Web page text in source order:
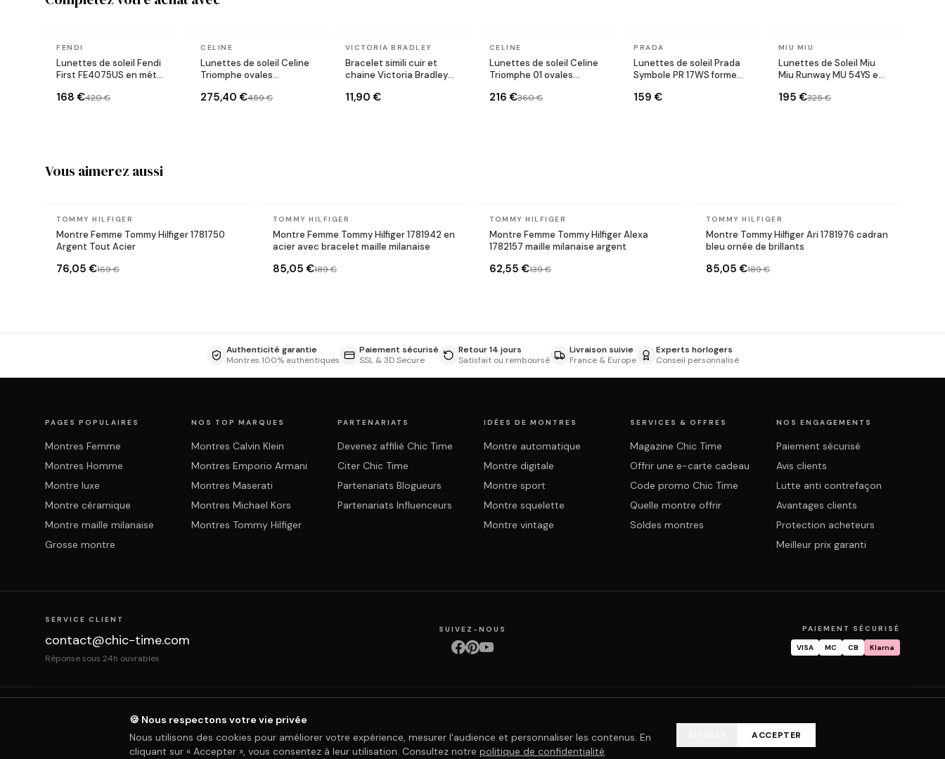
En stock
FENDI
Lunettes de soleil Fendi
First FE4075US en métal
168 €420 €
En stock
CELINE
Lunettes de soleil Celine
Triomphe ovales
métal
275,40 €459 €
En stock
VICTORIA BRADLEY
Bracelet simili cuir et
chaine Victoria Bradley
11,90 €
En stock
CELINE
Lunettes de soleil Celine
Triomphe 01 ovales
216 €360 €
En stock
PRADA
Lunettes de soleil Prada
Symbole PR 17WS forme
159 €
En stock
MIU MIU
Lunettes de Soleil Miu
Miu Runway MU 54YS en
195 €325 €
Vous aimerez aussi
En stock
TOMMY HILFIGER
Montre Femme Tommy Hilfiger 1781750
Argent Tout Acier
76,05 €169 €
En stock
TOMMY HILFIGER
Montre Femme Tommy Hilfiger 1781942 en
acier avec bracelet maille milanaise
85,05 €189 €
En stock
TOMMY HILFIGER
Montre Femme Tommy Hilfiger Alexa
1782157 maille milanaise argent
62,55 €139 €
En stock
TOMMY HILFIGER
Montre Tommy Hilfiger Ari 1781976 cadran
bleu ornée de brillants
85,05 €189 €
Authenticité garantie
Montres 100% authentiques
Paiement sécurisé
SSL & 3D Secure
Retour 14 jours
Satisfait ou remboursé
Livraison suivie
France & Europe
Experts horlogers
Conseil personnalisé
PAGES POPULAIRES
Montres Femme
Montres Homme
Montre luxe
Montre céramique
Montre maille milanaise
Grosse montre
NOS TOP MARQUES
Montres Calvin Klein
Montres Emporio Armani
Montres Maserati
Montres Michael Kors
Montres Tommy Hilfiger
PARTENARIATS
Devenez affilié Chic Time
Citer Chic Time
Partenariats Blogueurs
Partenariats Influenceurs
IDÉES DE MONTRES
Montre automatique
Montre digitale
Montre sport
Montre squelette
Montre vintage
SERVICES & OFFRES
Magazine Chic Time
Offrir une e-carte cadeau
Code promo Chic Time
Quelle montre offrir
Soldes montres
NOS ENGAGEMENTS
Paiement sécurisé
Avis clients
Lutte anti contrefaçon
Avantages clients
Protection acheteurs
Meilleur prix garanti
SERVICE CLIENT
contact@chic-time.com
Réponse sous 24h ouvrables
SUIVEZ-NOUS PAIEMENT SÉCURISÉ
VISA MC CB Klarna
© 2026 Chic Time - Tous droits réservés
🍪 Nous respectons votre vie privée
Nous utilisons des cookies pour améliorer votre expérience, mesurer l'audience et personnaliser les contenus. En
cliquant sur « Accepter », vous consentez à leur utilisation. Consultez notre politique de confidentialité.
ACCEPTER